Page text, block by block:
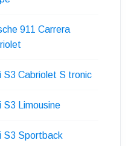
911 Carrera
S3 Cabriolet S tronic
S3 Limousine
S3 Sportback